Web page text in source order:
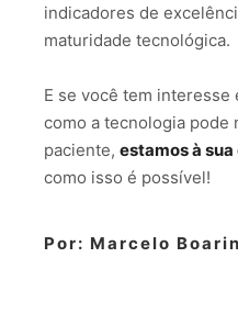
indicadores de
maturidade tecnológica.
E se você tem
como a tecnologia pode
paciente, estamos à
como isso é possível!
Por: Marcelo Boarin